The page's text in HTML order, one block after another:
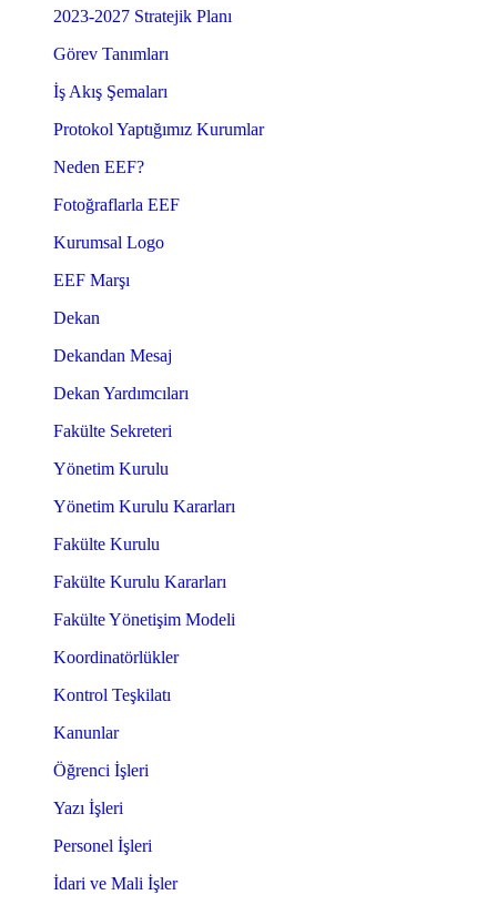
2023-2027 Stratejik Planı
Görev Tanımları
İş Akış Şemaları
Protokol Yaptığımız Kurumlar
Neden EEF?
Fotoğraflarla EEF
Kurumsal Logo
EEF Marşı
Dekan
Dekandan Mesaj
Dekan Yardımcıları
Fakülte Sekreteri
Yönetim Kurulu
Yönetim Kurulu Kararları
Fakülte Kurulu
Fakülte Kurulu Kararları
Fakülte Yönetişim Modeli
Koordinatörlükler
Kontrol Teşkilatı
Kanunlar
Öğrenci İşleri
Yazı İşleri
Personel İşleri
İdari ve Mali İşler